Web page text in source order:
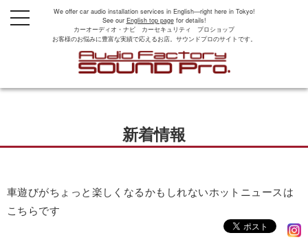
We offer car audio installation services in English—right here in Tokyo!
See our English top pagefor details!
カーオーディオ・ナビ カーセキュリティ プロショップ
お客様のお悩みに豊富な実績で応えるお店。サウンドプロのサイトです。
t
o
a
i
新着情報
車遊びがちょっと楽しくなるかもしれないホットニュースは
こちらです